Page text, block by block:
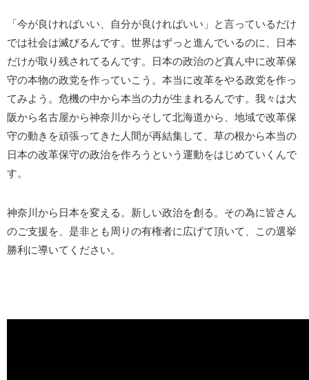
「今が良ければいい、自分が良ければいい」と言っているだけ
では社会は滅びるんです。世界はずっと進んでいるのに、日本
だけが取り残されてるんです。日本の政治のど真ん中に改革保
守の本物の政党を作っていこう。本当に改革をやる政党を作っ
てみよう。危機の中から本当の力が生まれるんです。我々は大
阪から名古屋から神奈川からそして北海道から、地域で改革保
守の動きを頑張ってきた人間が再結集して、草の根から本当の
日本の改革保守の政治を作ろうという運動をはじめていくんで
す。
神奈川から日本を変える。新しい政治を創る。その為に皆さん
のご支援を、是非とも周りの有権者に広げて頂いて、この選挙
勝利に導いてください。